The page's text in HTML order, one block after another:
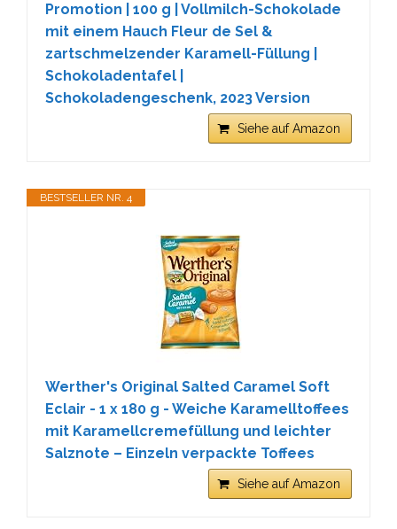
Promotion | 100 g | Vollmilch-Schokolade
mit einem Hauch Fleur de Sel &
zartschmelzender Karamell-Füllung |
Schokoladentafel |
Schokoladengeschenk, 2023 Version
Siehe auf Amazon
BESTSELLER NR. 4
Werther's Original Salted Caramel Soft
Eclair - 1 x 180 g - Weiche Karamelltoffees
mit Karamellcremefüllung und leichter
Salznote – Einzeln verpackte Toffees
Siehe auf Amazon